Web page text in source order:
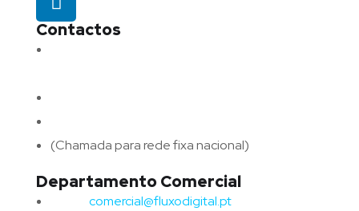
Contactos
(Chamada para rede fixa nacional)
Departamento Comercial
comercial@fluxodigital.pt